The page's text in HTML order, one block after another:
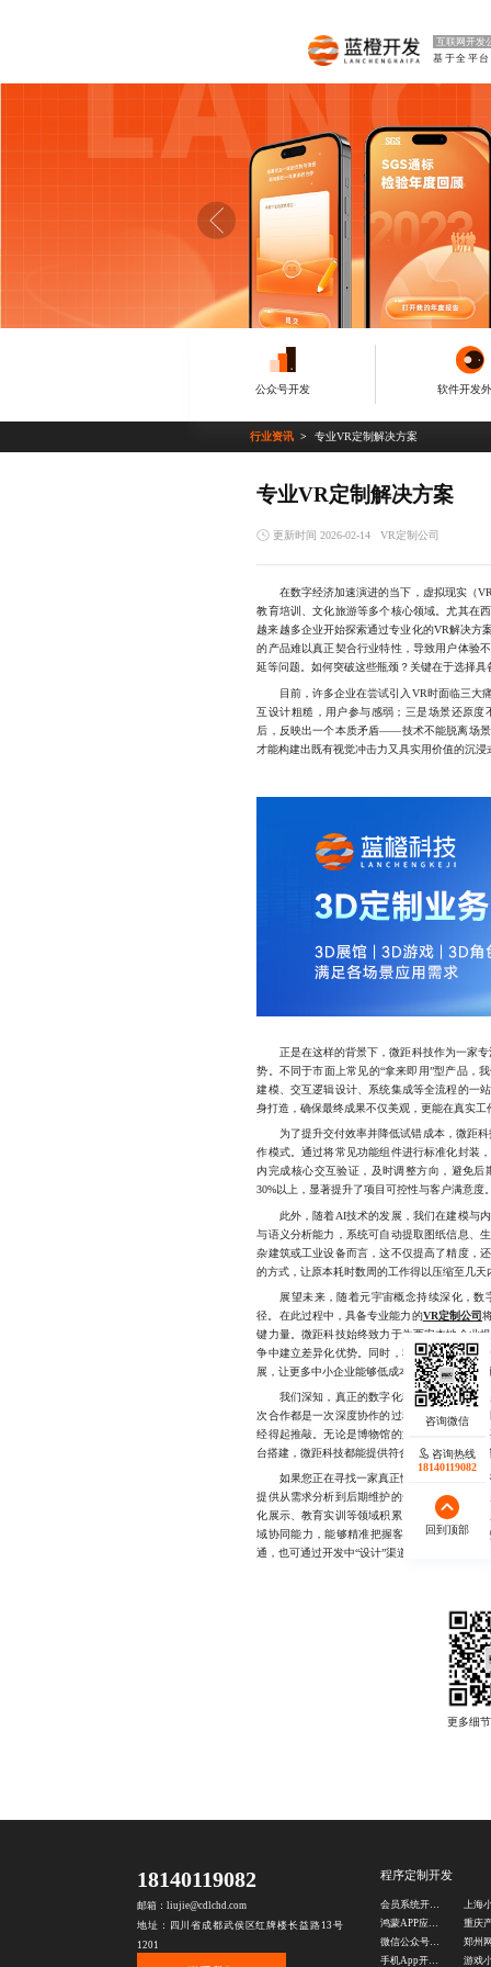
互联网开发
公众号开发 软件开发
行业资讯 专业VR定制解决方案
专业VR定制解决方案
更新时间 2026-02-14 VR定制公司
在数字经济加速演进的当下，虚拟现实（
教育培训、文化旅游等多个核心领域。尤其在
越来越多企业开始探索通过专业化的VR解决方
的产品难以真正契合行业特性，导致用户体验
延等问题。如何突破这些瓶颈？关键在于选择
目前，许多企业在尝试引入VR时面临三大
互设计粗糙，用户参与感弱；三是场景还原
后，反映出一个本质矛盾——技术不能脱离场
才能构建出既有视觉冲击力又具实用价值的沉浸
正是在这样的背景下，微距科技作为一家专
势。不同于市面上常见的“拿来即用”型产品，
建模、交互逻辑设计、系统集成等全流程的一
身打造，确保最终成果不仅美观，更能在真实工
为了提升交付效率并降低试错成本，微距科
作模式。通过将常见功能组件进行标准化封装
内完成核心交互验证，及时调整方向，避免
30%以上，显著提升了项目可控性与客户满意度
此外，随着AI技术的发展，我们在建模与内
与语义分析能力，系统可自动提取图纸信息、
杂建筑或工业设备而言，这不仅提高了精度，
的方式，让原本耗时数周的工作得以压缩至几
展望未来，随着元宇宙概念持续深化，数
径。在此过程中，具备专业能力的VR定制公司
键力量。微距科技始终致力于为西安本地企业
争中建立差异化优势。同时，我们也希望以自
展，让更多中小企业能够低成本、高效率地拥抱
我们深知，真正的数字化转型不是简单替换
次合作都是一次深度协作的过程。从初步沟通
经得起推敲。无论是博物馆的文物复原展示，
台搭建，微距科技都能提供符合行业标准且具
如果您正在寻找一家真正懂行业、能落地、
提供从需求分析到后期维护的全链条服务，擅
化展示、教育实训等领域积累了丰富案例。团
域协同能力，能够精准把握客户核心诉求。若
通，也可通过开发中“设计”渠道获取支持。
咨询热线
18140119082
回到顶部
18140119082
邮箱：liujie@cdlchd.com
地址：四川省成都武侯区红牌楼长益路13号
1201
程序定制开发
会员系统开发公司
鸿蒙APP应用开发
微信公众号定制
手机App开发公司